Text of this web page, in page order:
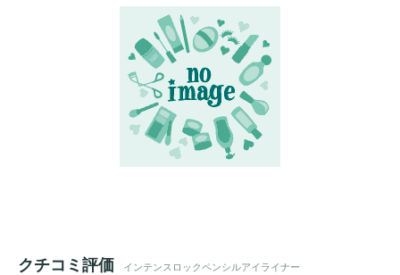
クチコミ評価 インテンスロックペンシルアイライナー